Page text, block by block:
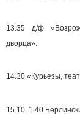
13.35 д/ф
дворца».
14.30 «Курьезы,
15.10, 1.40